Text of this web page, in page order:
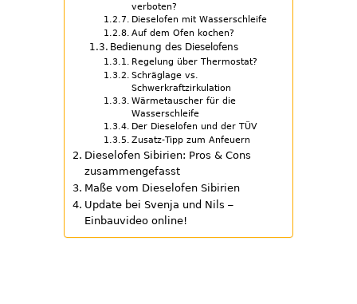
verboten?
Dieselofen mit Wasserschleife
Auf dem Ofen kochen?
Bedienung des Dieselofens
Regelung über Thermostat?
Schräglage vs.
Schwerkraftzirkulation
Wärmetauscher für die
Wasserschleife
Der Dieselofen und der TÜV
Zusatz-Tipp zum Anfeuern
Dieselofen Sibirien: Pros & Cons
zusammengefasst
Maße vom Dieselofen Sibirien
Update bei Svenja und Nils –
Einbauvideo online!